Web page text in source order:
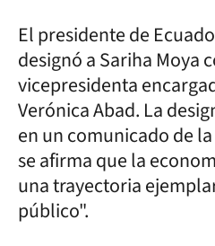
El presidente de
designó a Sariha Moya
vicepresidenta
Verónica Abad. La
en un comunicado de
se afirma que la
una trayectoria
público".